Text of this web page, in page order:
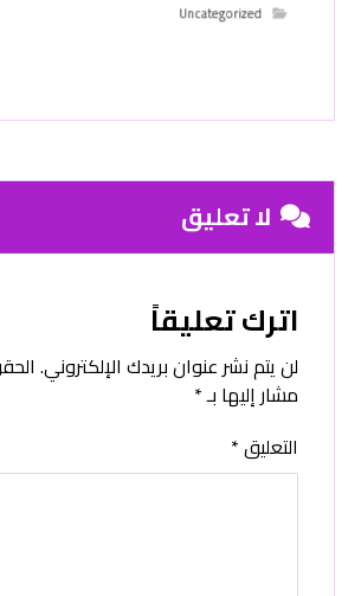
Uncategorized
لا تعليق
اترك تعليقاً
لن يتم نشر عنوان بريدك الإلكتروني.
مشار إليها بـ*
التعليق*